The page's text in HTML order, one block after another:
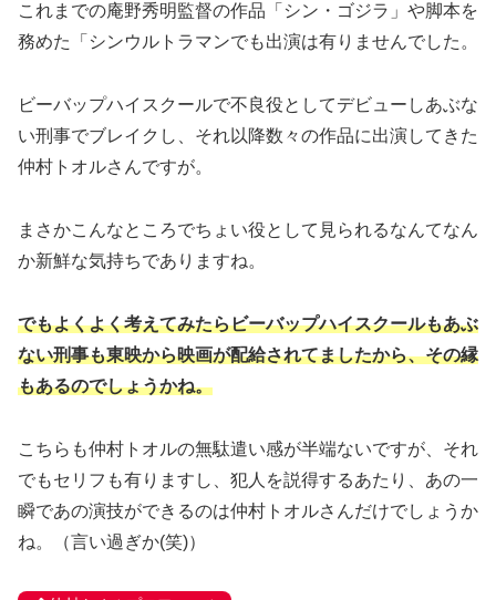
これまでの庵野秀明監督の作品「シン・ゴジラ」や脚本を
務めた「シンウルトラマンでも出演は有りませんでした。
ビーバップハイスクールで不良役としてデビューしあぶな
い刑事でブレイクし、それ以降数々の作品に出演してきた
仲村トオルさんですが。
まさかこんなところでちょい役として見られるなんてなん
か新鮮な気持ちでありますね。
でもよくよく考えてみたらビーバップハイスクールもあぶ
ない刑事も東映から映画が配給されてましたから、その縁
もあるのでしょうかね。
こちらも仲村トオルの無駄遣い感が半端ないですが、それ
でもセリフも有りますし、犯人を説得するあたり、あの一
瞬であの演技ができるのは仲村トオルさんだけでしょうか
ね。（言い過ぎか(笑)）